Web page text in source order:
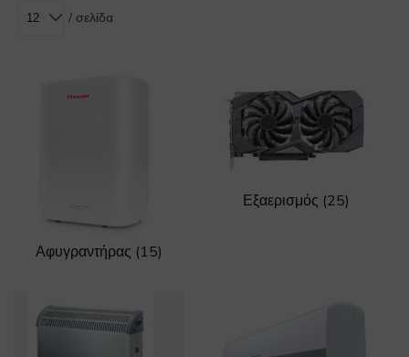
/ σελίδα
Αφυγραντήρας (15)
Εξαερισμός (25)